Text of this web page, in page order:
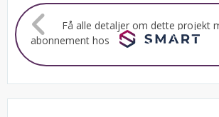
Få alle detaljer om dette projekt
abonnement hos